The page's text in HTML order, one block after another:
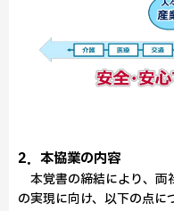
2．本協業の内容
本覚書の締結により、両
の実現に向け、以下の点に